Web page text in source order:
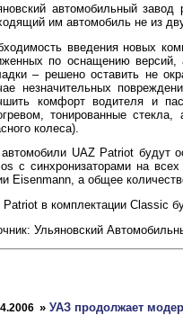
автомобильный завод
им автомобиль не из
введения новых
по оснащению
– решено оставить не
незначительных
комфорт водителя и
тонированные
колеса).
UAZ Patriot будут
с синхронизаторами на
Eisenmann, а общее
Patriot в комплектации Classic
Ульяновский
» УАЗ продолжает